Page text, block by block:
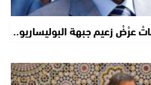
عرْضْ زعيم جبهة البوليساريو..